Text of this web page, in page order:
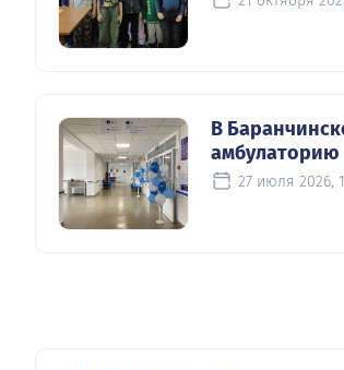
В
амбулаторию
27 июля 2026,